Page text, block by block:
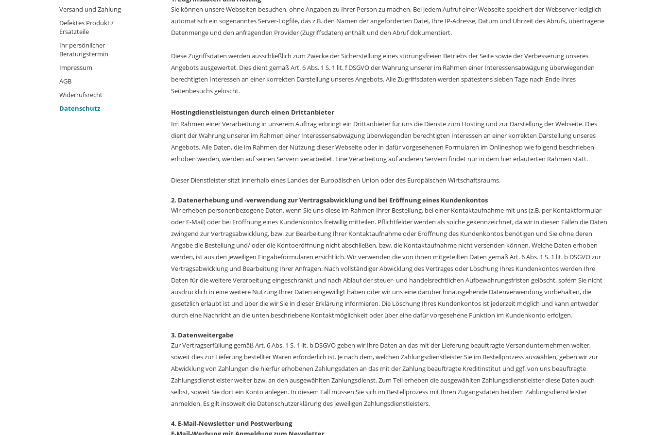
Versand und Zahlung
Defektes Produkt /
Ersatzteile
Ihr persönlicher
Beratungstermin
Impressum
AGB
Widerrufsrecht
Datenschutz
Sie können unsere Webseiten besuchen, ohne Angaben zu Ihrer Person zu machen. Bei jedem Aufruf einer Webseite speichert der Webserver lediglich
automatisch ein sogenanntes Server-Logfile, das z.B. den Namen der angeforderten Datei, Ihre IP-Adresse, Datum und Uhrzeit des Abrufs, übertragene
Datenmenge und den anfragenden Provider (Zugriffsdaten) enthält und den Abruf dokumentiert.
Diese Zugriffsdaten werden ausschließlich zum Zwecke der Sicherstellung eines störungsfreien Betriebs der Seite sowie der Verbesserung unseres
Angebots ausgewertet. Dies dient gemäß Art. 6 Abs. 1 S. 1 lit. f DSGVO der Wahrung unserer im Rahmen einer Interessensabwägung überwiegenden
berechtigten Interessen an einer korrekten Darstellung unseres Angebots. Alle Zugriffsdaten werden spätestens sieben Tage nach Ende Ihres
Seitenbesuchs gelöscht.
Hostingdienstleistungen durch einen Drittanbieter
Im Rahmen einer Verarbeitung in unserem Auftrag erbringt ein Drittanbieter für uns die Dienste zum Hosting und zur Darstellung der Webseite. Dies
dient der Wahrung unserer im Rahmen einer Interessensabwägung überwiegenden berechtigten Interessen an einer korrekten Darstellung unseres
Angebots. Alle Daten, die im Rahmen der Nutzung dieser Webseite oder in dafür vorgesehenen Formularen im Onlineshop wie folgend beschrieben
erhoben werden, werden auf seinen Servern verarbeitet. Eine Verarbeitung auf anderen Servern findet nur in dem hier erläuterten Rahmen statt.
Dieser Dienstleister sitzt innerhalb eines Landes der Europäischen Union oder des Europäischen Wirtschaftsraums.
2. Datenerhebung und -verwendung zur Vertragsabwicklung und bei Eröffnung eines Kundenkontos
Wir erheben personenbezogene Daten, wenn Sie uns diese im Rahmen Ihrer Bestellung, bei einer Kontaktaufnahme mit uns (z.B. per Kontaktformular
oder E-Mail) oder bei Eröffnung eines Kundenkontos freiwillig mitteilen. Pflichtfelder werden als solche gekennzeichnet, da wir in diesen Fällen die Daten
zwingend zur Vertragsabwicklung, bzw. zur Bearbeitung Ihrer Kontaktaufnahme oder Eröffnung des Kundenkontos benötigen und Sie ohne deren
Angabe die Bestellung und/ oder die Kontoeröffnung nicht abschließen, bzw. die Kontaktaufnahme nicht versenden können. Welche Daten erhoben
werden, ist aus den jeweiligen Eingabeformularen ersichtlich. Wir verwenden die von ihnen mitgeteilten Daten gemäß Art. 6 Abs. 1 S. 1 lit. b DSGVO zur
Vertragsabwicklung und Bearbeitung Ihrer Anfragen. Nach vollständiger Abwicklung des Vertrages oder Löschung Ihres Kundenkontos werden Ihre
Daten für die weitere Verarbeitung eingeschränkt und nach Ablauf der steuer- und handelsrechtlichen Aufbewahrungsfristen gelöscht, sofern Sie nicht
ausdrücklich in eine weitere Nutzung Ihrer Daten eingewilligt haben oder wir uns eine darüber hinausgehende Datenverwendung vorbehalten, die
gesetzlich erlaubt ist und über die wir Sie in dieser Erklärung informieren. Die Löschung Ihres Kundenkontos ist jederzeit möglich und kann entweder
durch eine Nachricht an die unten beschriebene Kontaktmöglichkeit oder über eine dafür vorgesehene Funktion im Kundenkonto erfolgen.
3. Datenweitergabe
Zur Vertragserfüllung gemäß Art. 6 Abs. 1 S. 1 lit. b DSGVO geben wir Ihre Daten an das mit der Lieferung beauftragte Versandunternehmen weiter,
soweit dies zur Lieferung bestellter Waren erforderlich ist. Je nach dem, welchen Zahlungsdienstleister Sie im Bestellprozess auswählen, geben wir zur
Abwicklung von Zahlungen die hierfür erhobenen Zahlungsdaten an das mit der Zahlung beauftragte Kreditinstitut und ggf. von uns beauftragte
Zahlungsdienstleister weiter bzw. an den ausgewählten Zahlungsdienst. Zum Teil erheben die ausgewählten Zahlungsdienstleister diese Daten auch
selbst, soweit Sie dort ein Konto anlegen. In diesem Fall müssen Sie sich im Bestellprozess mit Ihren Zugangsdaten bei dem Zahlungsdienstleister
anmelden. Es gilt insoweit die Datenschutzerklärung des jeweiligen Zahlungsdienstleisters.
4. E-Mail-Newsletter und Postwerbung